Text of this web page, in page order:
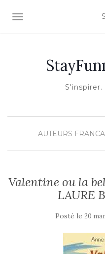
OUVRIR/FERMER LA
S'inspirer.
AUTEURS
Valentine ou la
LAURE
Posté le 20